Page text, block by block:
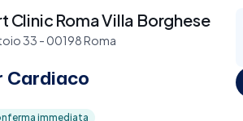
Clinic Roma Villa Borghese
33 - 00198 Roma
Cardiaco
immediata